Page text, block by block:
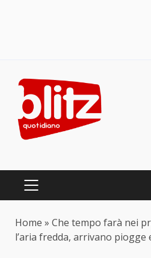
content
PRIMARY
Home » Che tempo farà nei
l’aria fredda, arrivano piogge